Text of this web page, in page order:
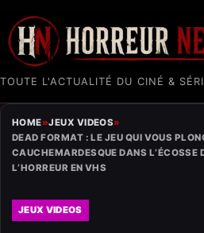
TOUTE L'ACTUALITÉ DU CINÉ &
HOME»JEUX VIDEOS»
DEAD FORMAT : LE JEU QUI VOUS
CAUCHEMARDESQUE DANS L’ÉCOSSE
L’HORREUR EN VHS
JEUX VIDEOS